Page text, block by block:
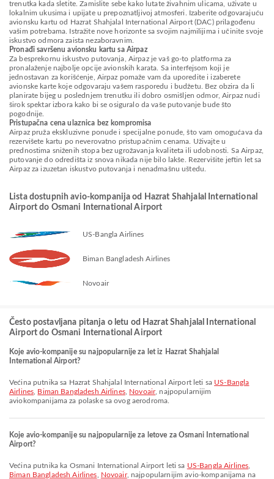
trenutka kada sletite. Zamislite sebe kako lutate živahnim ulicama, uživate u
lokalnim ukusima i upijate u prepoznatljivoj atmosferi. Izaberite odgovarajuću
avionsku kartu od Hazrat Shahjalal International Airport (DAC) prilagođenu
vašim potrebama. Istražite nove horizonte sa svojim najmilijima i učinite svoje
iskustvo odmora zaista nezaboravnim.
Pronađi savršenu avionsku kartu sa Airpaz
Za besprekornu iskustvo putovanja, Airpaz je vaš go-to platforma za
pronalaženje najbolje opcije avionskih karata. Sa interfejsom koji je
jednostavan za korišćenje, Airpaz pomaže vam da uporedite i izaberete
avionske karte koje odgovaraju vašem rasporedu i budžetu. Bez obzira da li
planirate bijeg u poslednjem trenutku ili dobro osmišljen odmor, Airpaz nudi
širok spektar izbora kako bi se osiguralo da vaše putovanje bude što
pogodnije.
Pristupačna cena ulaznica bez kompromisa
Airpaz pruža ekskluzivne ponude i specijalne ponude, što vam omogućava da
rezervišete kartu po neverovatno pristupačnim cenama. Uživajte u
prednostima sniženih stopa bez ugrožavanja kvaliteta ili udobnosti. Sa Airpaz,
putovanje do odredišta iz snova nikada nije bilo lakše. Rezervišite jeftin let sa
Airpaz za izuzetan iskustvo putovanja i nenadmašnu uštedu.
Lista dostupnih avio-kompanija od Hazrat Shahjalal International
Airport do Osmani International Airport
US-Bangla Airlines
Biman Bangladesh Airlines
Novoair
Često postavljana pitanja o letu od Hazrat Shahjalal International
Airport do Osmani International Airport
Koje avio-kompanije su najpopularnije za let iz Hazrat Shahjalal
International Airport?
Većina putnika sa Hazrat Shahjalal International Airport leti sa US-Bangla
Airlines Biman Bangladesh Airlines, Novoair, najpopularnijim
aviokompanijama za polaske sa ovog aerodroma.
Koje avio-kompanije su najpopularnije za letove za Osmani International
Airport?
Većina putnika ka Osmani International Airport leti sa US-Bangla Airlines
Biman Bangladesh Airlines
Novoair, najpopularnijim avio-kompanijama na